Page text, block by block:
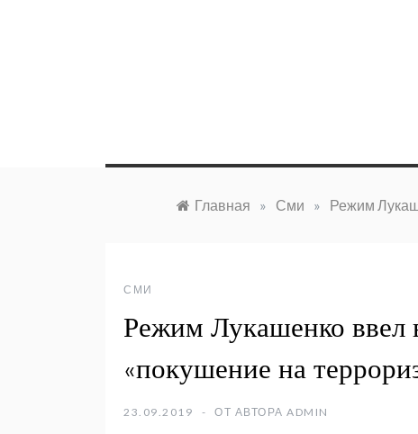
Главная » Сми » Режим
СМИ
Режим Лукашенко ввел
«покушение на
23.09.2019 ОТ АВТОРА ADMIN